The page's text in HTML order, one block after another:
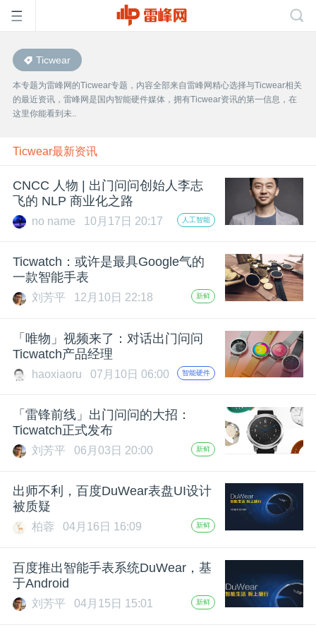
首
页
雷
峰
公
课
动
中
心
GAIR
Ticwear
本专题为雷峰网的Ticwear专题，内容全部来自雷峰网精心选择与Ticwear相关
的最近资讯，雷峰网是国内智能硬件媒体，拥有Ticwear资讯的第一信息，在
这里你能看到未..
Ticwear最新资讯
CNCC 人物 | 出门问问创始人李志
飞的 NLP 商业化之路
no name 10月17日 20:17 人工智能
Ticwatch：或许是最具Google气的
一款智能手表
刘芳平 12月10日 22:18 新鲜
「唯物」视频来了：对话出门问问
Ticwatch产品经理
haoxiaoru 07月10日 06:00 智能硬件
「雷锋前线」出门问问的大招：
Ticwatch正式发布
刘芳平 06月03日 20:00 新鲜
出师不利，百度DuWear表盘UI设计
被质疑
柏蓉 04月16日 16:09 新鲜
百度推出智能手表系统DuWear，基
于Android
刘芳平 04月15日 15:01 新鲜